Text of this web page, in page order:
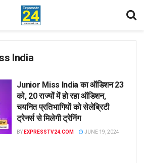
India
Junior Miss India का ऑडिशन 23
को, 20 राज्यों में हो रहा ऑडिशन,
चयनित प्रतिभागियों को सेलेब्रिटी
ट्रेनर्स से मिलेगी ट्रेनिंग
BY EXPRESSTV24.COM JUNE 19, 2024